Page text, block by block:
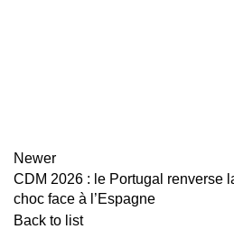
Newer
CDM 2026 : le Portugal renverse
choc face à l’Espagne
Back to list